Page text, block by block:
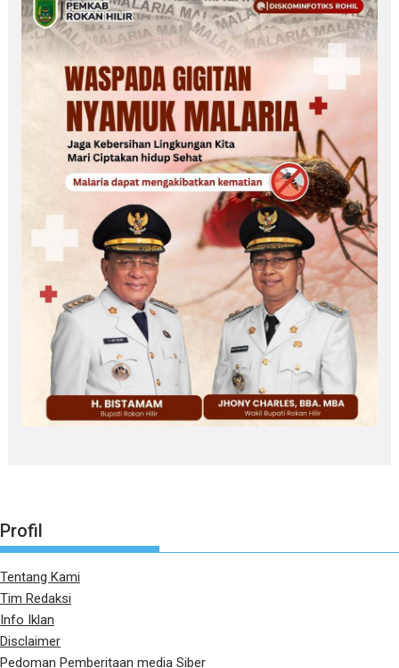
Profil
Tentang Kami
Tim Redaksi
Info Iklan
Disclaimer
Pedoman Pemberitaan media Siber